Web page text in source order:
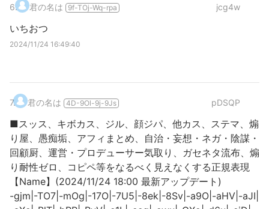
6. 君の名は 9f-TOj-Wq-rpa jcg4w
いちおつ
2024/11/24 16:49:40
7. 君の名は 4D-9Ol-9j-9Js pDSQP
■スッス、キボカス、ジル、顔ジパ、他カス、ステマ、煽
り屋、愚痴垢、アフィまとめ、自治・妄想・ネガ・陰謀・
回顧厨、運営・プロデューサー気取り、ガセネタ流布、煽
り耐性ゼロ、コピペ等をなるべく見えなくする正規表現
【Name】(2024/11/24 18:00 最新アップデート)
-gjm|-TO7|-mOg|-17O|-7U5|-8ek|-8Sv|-a9O|-aHV|-aJI|